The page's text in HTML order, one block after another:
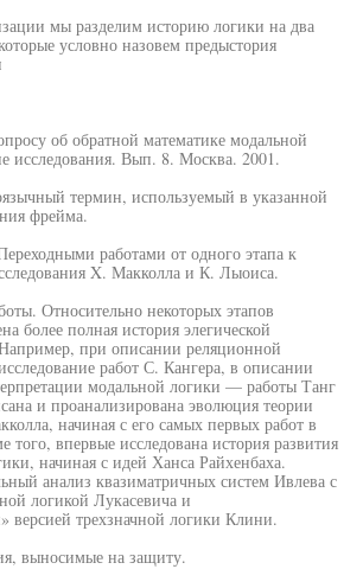
мы разделим историю логики на два
условно назовем предыстория
об обратной математике модальной
исследования. Вып. 8. Москва. 2001.
термин, используемый в указанной
фрейма.
работами от одного этапа к
X. Макколла и К. Лыоиса.
Относительно некоторых этапов
более полная история элегической
при описании реляционной
работ С. Кангера, в описании
модальной логики — работы Танг
и проанализирована эволюция теории
начиная с его самых первых работ в
впервые исследована история развития
начиная с идей Ханса Райхенбаха.
анализ квазиматричных систем Ивлева с
логикой Лукасевича и
версией трехзначной логики Клини.
выносимые на защиту.